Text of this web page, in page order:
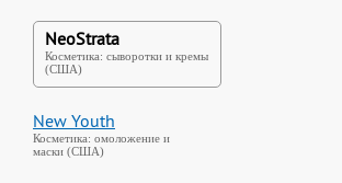
NeoStrata
Косметика: сыворотки и кремы
(США)
New Youth
Косметика: омоложение и
маски (США)